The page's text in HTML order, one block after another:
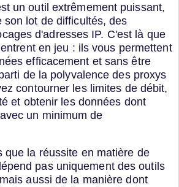
un outil extrêmement puissant,
son lot de difficultés, des
d'adresses IP. C'est là que
en jeu : ils vous permettent
efficacement et sans être
de la polyvalence des proxys
contourner les limites de débit,
et obtenir les données dont
un minimum de
que la réussite en matière de
pas uniquement des outils
aussi de la manière dont